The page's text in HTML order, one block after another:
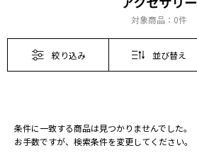
対象商品： 0件
絞り込み 並び替え
条件に一致する商品は見つかりませんでした。
お手数ですが、検索条件を変更してください。